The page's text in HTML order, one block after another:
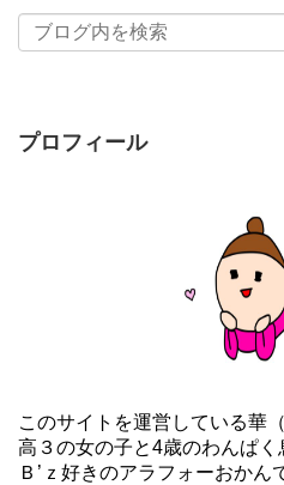
プロフィール
このサイトを運営している華
高３の女の子と4歳のわんぱく
Ｂ’ｚ好きのアラフォーおかん